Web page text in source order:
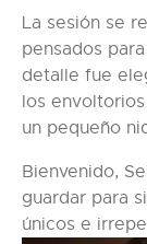
La sesión se
pensados
detalle fue
los
un pequeño
Bienvenido,
guardar para
únicos e